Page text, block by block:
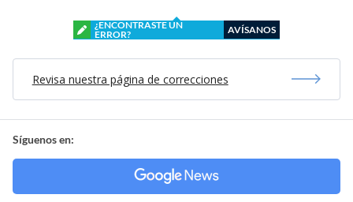
¿ENCONTRASTE UN
ERROR?
AVÍSANOS
Revisa nuestra página de correcciones
Síguenos en: